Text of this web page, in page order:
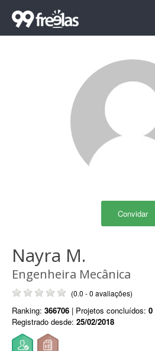
Convidar
Nayra M.
Engenheira Mecânica
(0.0 - 0 avaliações)
Ranking: 366706 | Projetos concluídos: 0
Registrado desde: 25/02/2018